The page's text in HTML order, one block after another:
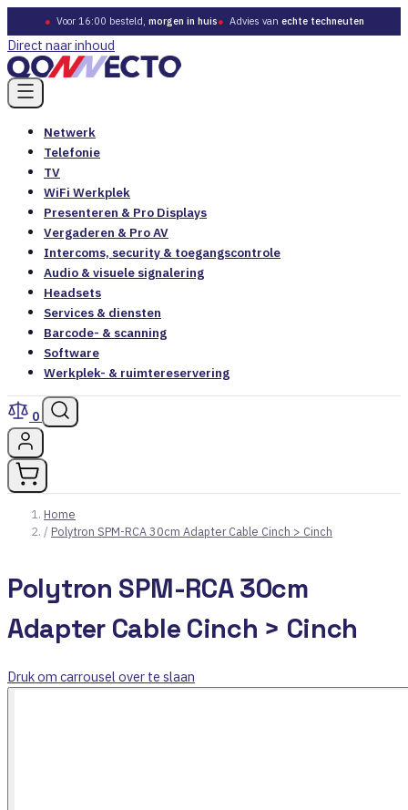
● Voor 16:00 besteld, morgen in huis● Advies van echte techneuten
Direct naar inhoud
Netwerk
Telefonie
TV
WiFi Werkplek
Presenteren & Pro Displays
Vergaderen & Pro AV
Intercoms, security & toegangscontrole
Audio & visuele signalering
Headsets
Services & diensten
Barcode- & scanning
Software
Werkplek- & ruimtereservering
0
Home
/ Polytron SPM-RCA 30cm Adapter Cable Cinch > Cinch
Polytron SPM-RCA 30cm
Adapter Cable Cinch > Cinch
Druk om carrousel over te slaan